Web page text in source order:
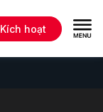
Kích hoạt